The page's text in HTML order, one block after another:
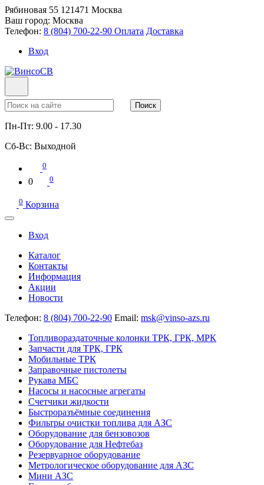
Рябиновая 55 121471 Москва
Ваш город: Москва
Телефон: 8 (804) 700-22-90 Оплата Доставка
Вход
Поиск
Пн-Пт: 9.00 - 17.30
Сб-Вс: Выходной
0
0 0
0 Корзина
Вход
Каталог
Контакты
Информация
Акции
Новости
Телефон: 8 (804) 700-22-90 Email: msk@vinso-azs.ru
Топливораздаточные колонки ТРК, ГРК, МРК
Запчасти для ТРК, ГРК
Мобильные ТРК
Заправочные пистолеты
Рукава МБС
Насосы и насосные агрегаты
Счетчики жидкости
Быстроразъёмные соединения
Фильтры очистки топлива для АЗС
Оборудование для бензовозов
Оборудование для Нефтебаз
Резервуарное оборудование
Метрологическое оборудование для АЗС
Мини АЗС